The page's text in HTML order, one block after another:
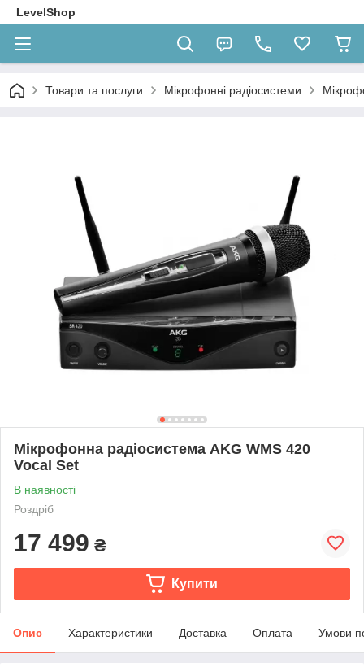
LevelShop
Товари та послуги Мікрофонні радіосистеми
Мікрофонна радіосистема AKG WMS 420
Vocal Set
В наявності
Роздріб
17 499 ₴
Купити
Опис Характеристики Доставка Оплата Умови